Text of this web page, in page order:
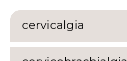
cervicalgia